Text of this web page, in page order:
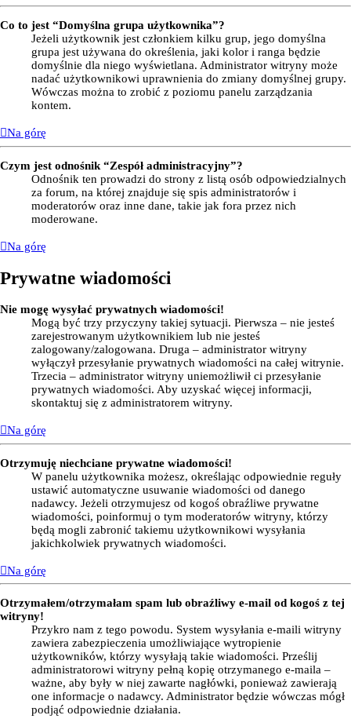
Co to jest “Domyślna grupa użytkownika”?
Jeżeli użytkownik jest członkiem kilku grup, jego domyślna
grupa jest używana do określenia, jaki kolor i ranga będzie
domyślnie dla niego wyświetlana. Administrator witryny może
nadać użytkownikowi uprawnienia do zmiany domyślnej grupy.
Wówczas można to zrobić z poziomu panelu zarządzania
kontem.
Na górę
Czym jest odnośnik “Zespół administracyjny”?
Odnośnik ten prowadzi do strony z listą osób odpowiedzialnych
za forum, na której znajduje się spis administratorów i
moderatorów oraz inne dane, takie jak fora przez nich
moderowane.
Na górę
Prywatne wiadomości
Nie mogę wysyłać prywatnych wiadomości!
Mogą być trzy przyczyny takiej sytuacji. Pierwsza – nie jesteś
zarejestrowanym użytkownikiem lub nie jesteś
zalogowany/zalogowana. Druga – administrator witryny
wyłączył przesyłanie prywatnych wiadomości na całej witrynie.
Trzecia – administrator witryny uniemożliwił ci przesyłanie
prywatnych wiadomości. Aby uzyskać więcej informacji,
skontaktuj się z administratorem witryny.
Na górę
Otrzymuję niechciane prywatne wiadomości!
W panelu użytkownika możesz, określając odpowiednie reguły
ustawić automatyczne usuwanie wiadomości od danego
nadawcy. Jeżeli otrzymujesz od kogoś obraźliwe prywatne
wiadomości, poinformuj o tym moderatorów witryny, którzy
będą mogli zabronić takiemu użytkownikowi wysyłania
jakichkolwiek prywatnych wiadomości.
Na górę
Otrzymałem/otrzymałam spam lub obraźliwy e-mail od kogoś z tej
witryny!
Przykro nam z tego powodu. System wysyłania e-maili witryny
zawiera zabezpieczenia umożliwiające wytropienie
użytkowników, którzy wysyłają takie wiadomości. Prześlij
administratorowi witryny pełną kopię otrzymanego e-maila –
ważne, aby były w niej zawarte nagłówki, ponieważ zawierają
one informacje o nadawcy. Administrator będzie wówczas mógł
podjąć odpowiednie działania.